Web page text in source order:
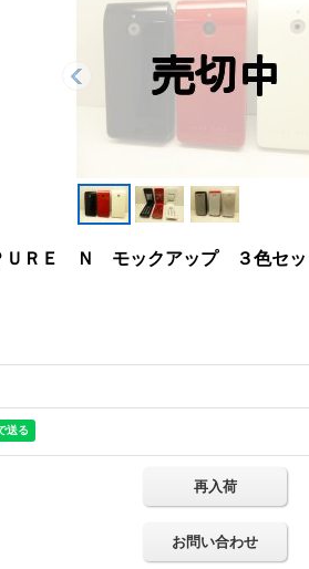
ＵＲＥ Ｎ モックアップ ３色セッ
再入荷
お問い合わせ